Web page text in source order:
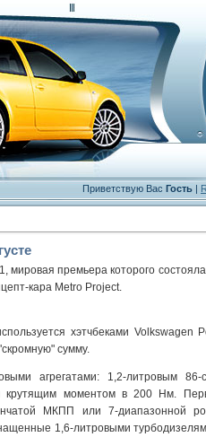
Приветствую Вас Гость |
премьера которого
кара Metro Project.
хэтчбеками Volkswagen
сумму.
агрегатами: 1,2-литровым
крутящим моментом в 200 Нм.
МКПП или 7-диапазонной
1,6-литровыми